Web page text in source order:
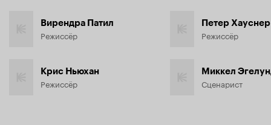
Вирендра Патил
Режиссёр
Крис Ньюхан
Режиссёр
Петер Хауснер
Режиссёр
Миккел
Сценарист